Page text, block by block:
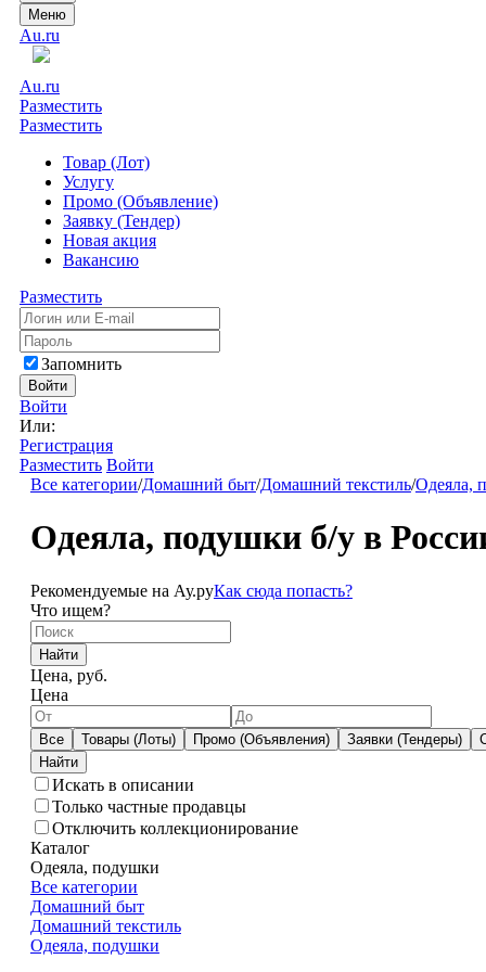
Меню
Au.ru
Au.ru
Разместить
Разместить
Товар (Лот)
Услугу
Промо (Объявление)
Заявку (Тендер)
Новая акция
Вакансию
Разместить
Запомнить
Войти
Войти
Или:
Регистрация
Разместить Войти
Все категории/Домашний быт/Домашний текстиль/Одеяла,
Одеяла, подушки б/у в
Рекомендуемые на Ау.руКак сюда попасть?
Что ищем?
Найти
Цена, руб.
Цена
Все Товары (Лоты) Промо (Объявления) Заявки (Тендеры)
Искать в описании
Только частные продавцы
Отключить коллекционирование
Каталог
Одеяла, подушки
Все категории
Домашний быт
Домашний текстиль
Одеяла, подушки